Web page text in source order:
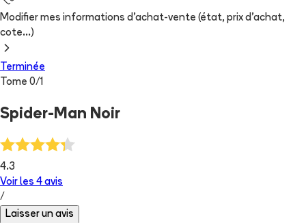
Modifier mes informations d'achat-vente (état, prix d'achat,
cote...)
Terminée
Tome 0/1
Spider-Man Noir
4.3
Voir les 4 avis
/
Laisser un avis